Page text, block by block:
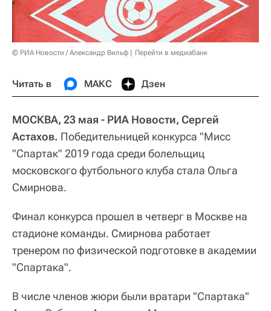
© РИА Новости / Александр Вильф Перейти в медиабанк
Читать в МАКС Дзен
МОСКВА, 23 мая - РИА Новости, Сергей
Астахов. Победительницей конкурса "Мисс
"Спартак" 2019 года среди болельщиц
московского футбольного клуба стала Ольга
Смирнова.
Финал конкурса прошел в четверг в Москве на
стадионе команды. Смирнова работает
тренером по физической подготовке в академии
"Спартака".
В числе членов жюри были вратари "Спартака"